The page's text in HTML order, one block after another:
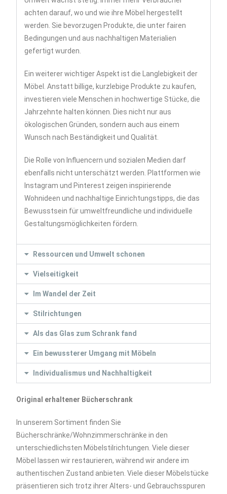
achten darauf, wo und wie ihre Möbel hergestellt
werden. Sie bevorzugen Produkte, die unter fairen
Bedingungen und aus nachhaltigen Materialien
gefertigt wurden.
Ein weiterer wichtiger Aspekt ist die Langlebigkeit der
Möbel. Anstatt billige, kurzlebige Produkte zu kaufen,
investieren viele Menschen in hochwertige Stücke, die
Jahrzehnte halten können. Dies nicht nur aus
ökologischen Gründen, sondern auch aus einem
Wunsch nach Beständigkeit und Qualität.
Die Rolle von Influencern und sozialen Medien darf
ebenfalls nicht unterschätzt werden. Plattformen wie
Instagram und Pinterest zeigen inspirierende
Wohnideen und nachhaltige Einrichtungstipps, die das
Bewusstsein für umweltfreundliche und individuelle
Gestaltungsmöglichkeiten fördern.
Ressourcen und Umwelt schonen
Vielseitigkeit
Im Wandel der Zeit
Stilrichtungen
Als das Glas zum Schrank fand
Ein bewussterer Umgang mit Möbeln
Individualismus und Nachhaltigkeit
Original erhaltener Bücherschrank
In unserem Sortiment finden Sie
Bücherschränke/Wohnzimmerschränke in den
unterschiedlichsten Möbelstilrichtungen. Viele dieser
Möbel lassen wir restaurieren, während wir andere im
authentischen Zustand anbieten. Viele dieser Möbelstücke
präsentieren sich trotz ihrer Alters- und Gebrauchsspuren